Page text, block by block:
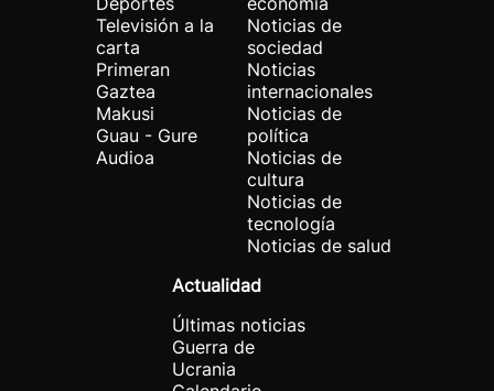
Televisión a la
carta
Primeran
Gaztea
Makusi
Guau - Gure
Audioa
Noticias de
sociedad
Noticias
internacionales
Noticias de
política
Noticias de
cultura
Noticias de
tecnología
Noticias de salud
Actualidad
Últimas noticias
Guerra de
Ucrania